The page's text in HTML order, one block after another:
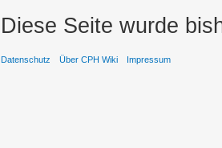
Diese Seite wurde
Datenschutz Über CPH Wiki Impressum